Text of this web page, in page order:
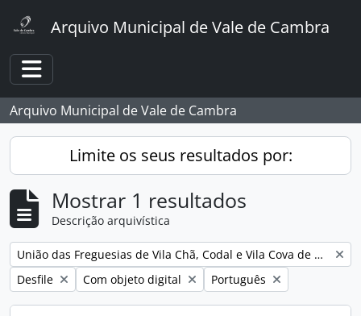
Arquivo Municipal de Vale de Cambra
Toggle navigation
Arquivo Municipal de Vale de Cambra
Limite os seus resultados por:
Mostrar 1 resultados
Descrição arquivística
Remover filtro:
União das Freguesias de Vila Chã, Codal e Vila Cova de Perrinho
Remover filtro:
Desfile Remover filtro:
Com objeto digital Remover filtro:
Português